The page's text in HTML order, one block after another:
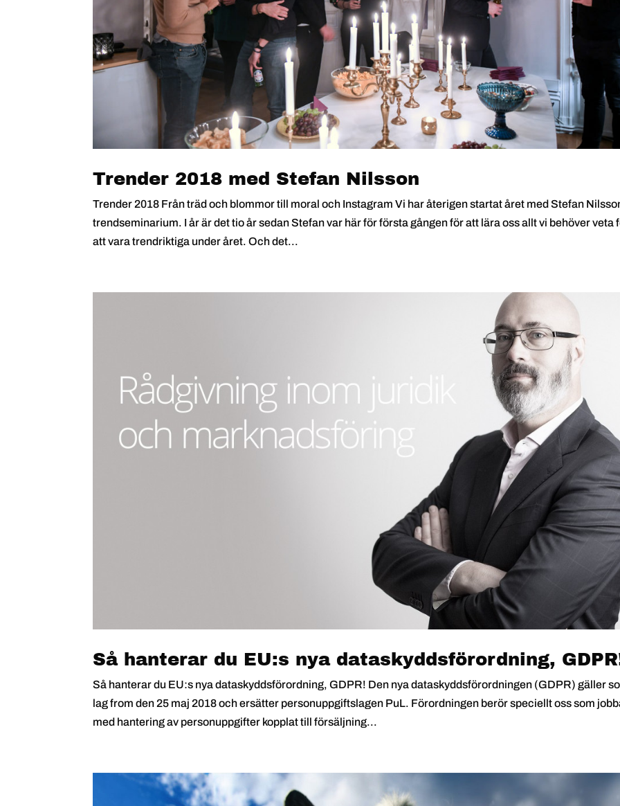
Trender 2018 med Stefan Nilsson
Trender 2018 Från träd och blommor till moral och Instagram Vi har återigen startat året med Stefan
trendseminarium. I år är det tio år sedan Stefan var här för första gången för att lära oss allt vi behöver veta
att vara trendriktiga under året. Och det...
Så hanterar du EU:s nya dataskyddsförordning,
Så hanterar du EU:s nya dataskyddsförordning, GDPR! Den nya dataskyddsförordningen (GDPR) gäller
lag from den 25 maj 2018 och ersätter personuppgiftslagen PuL. Förordningen berör speciellt oss som
med hantering av personuppgifter kopplat till försäljning...